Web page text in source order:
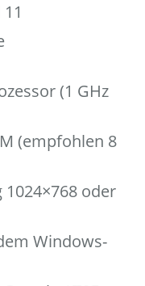
(1 GHz
(empfohlen 8
oder
Windows-